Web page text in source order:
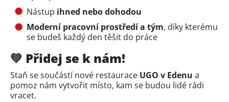
Nástup ihned nebo dohodou
Moderní pracovní prostředí a tým, díky kterému
se budeš každý den těšit do práce
💚 Přidej se k nám!
Staň se součástí nové restaurace UGO v Edenu a
pomoz nám vytvořit místo, kam se budou lidé rádi
vracet.